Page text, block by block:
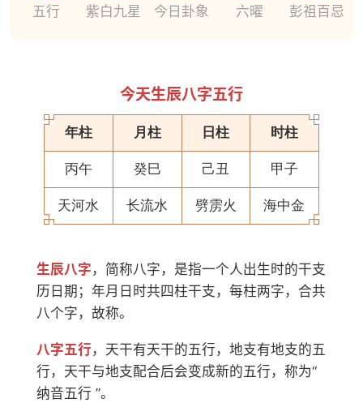
五行 紫白九星 今日卦象 六曜 彭祖百忌
今天生辰八字五行
年柱 月柱 日柱 时柱
丙午 癸巳 己丑 甲子
天河水 长流水 劈雳火 海中金
生辰八字 ，简称八字，是指一个人出生时的干支
历日期；年月日时共四柱干支，每柱两字，合共
八个字，故称。
八字五行 ，天干有天干的五行，地支有地支的五
行，天干与地支配合后会变成新的五行，称为“
纳音五行 ”。